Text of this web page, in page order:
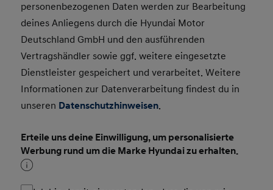
personenbezogenen Daten werden zur Bearbeitung
deines Anliegens durch die Hyundai Motor
Deutschland GmbH und den ausführenden
Vertragshändler sowie ggf. weitere eingesetzte
Dienstleister gespeichert und verarbeitet. Weitere
Informationen zur Datenverarbeitung findest du in
unseren Datenschutzhinweisen.
Erteile uns deine Einwilligung, um personalisierte
Werbung rund um die Marke Hyundai zu erhalten.